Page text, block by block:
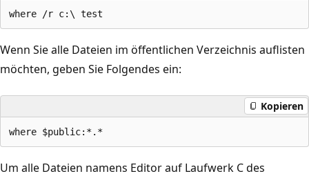
Wenn Sie alle Dateien im öffentlichen Verzeichnis auflisten
möchten, geben Sie Folgendes ein:
Kopieren
Um alle Dateien namens Editor auf Laufwerk C des